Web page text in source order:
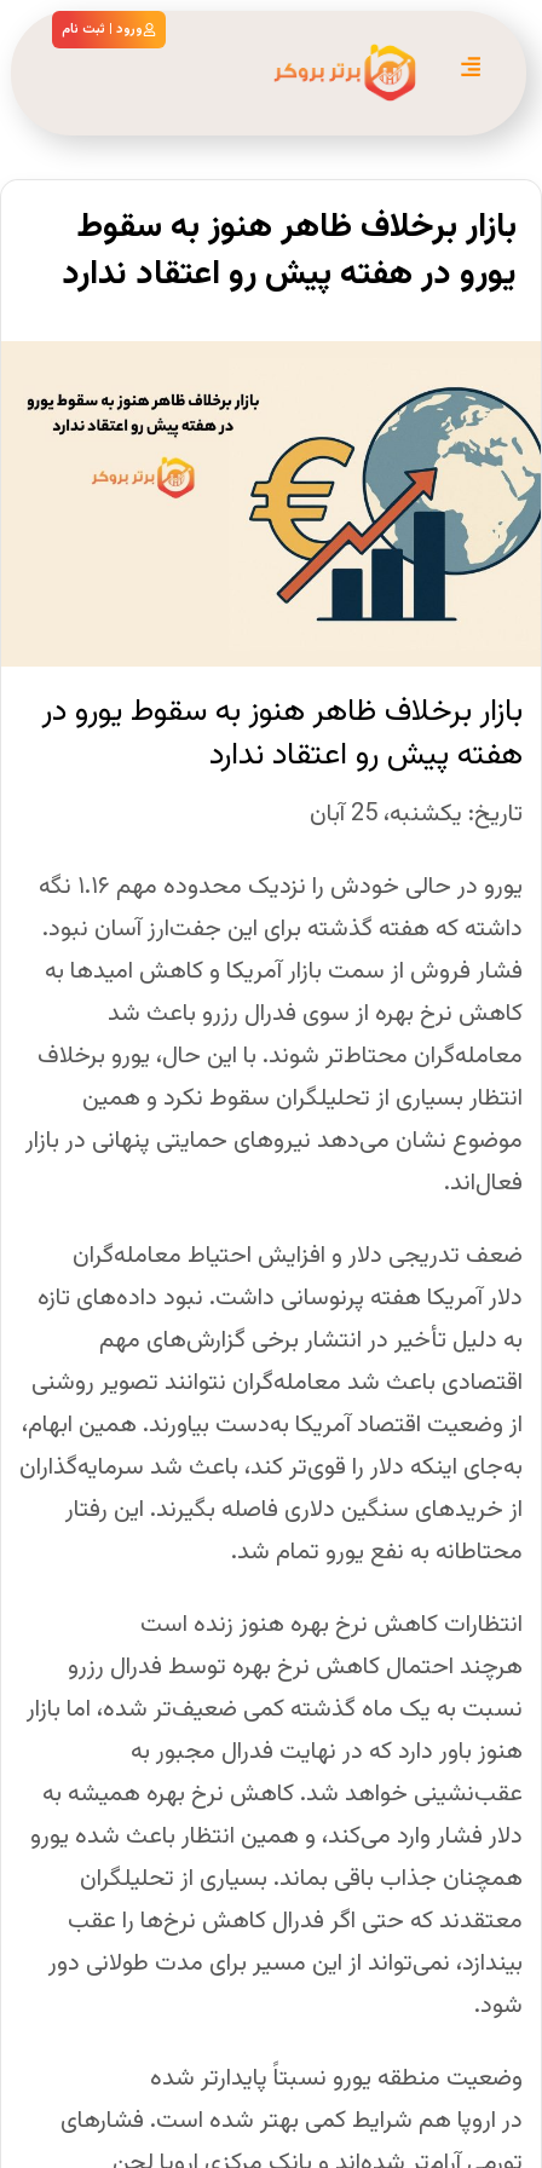
ورود | ثبت نام
بازار برخلاف ظاهر هنوز به سقوط
یورو در هفته پیش رو اعتقاد ندارد
بازار برخلاف ظاهر هنوز به سقوط یورو در
هفته پیش رو اعتقاد ندارد
تاریخ: یکشنبه، 25 آبان
یورو در حالی خودش را نزدیک محدوده مهم ۱.۱۶ نگه
داشته که هفته گذشته برای این جفت‌ارز آسان نبود.
فشار فروش از سمت بازار آمریکا و کاهش امیدها به
کاهش نرخ بهره از سوی فدرال رزرو باعث شد
معامله‌گران محتاط‌تر شوند. با این حال، یورو برخلاف
انتظار بسیاری از تحلیلگران سقوط نکرد و همین
موضوع نشان می‌دهد نیروهای حمایتی پنهانی در بازار
فعال‌اند.
ضعف تدریجی دلار و افزایش احتیاط معامله‌گران
دلار آمریکا هفته پرنوسانی داشت. نبود داده‌های تازه
به دلیل تأخیر در انتشار برخی گزارش‌های مهم
اقتصادی باعث شد معامله‌گران نتوانند تصویر روشنی
از وضعیت اقتصاد آمریکا به‌دست بیاورند. همین ابهام،
به‌جای اینکه دلار را قوی‌تر کند، باعث شد سرمایه‌گذاران
از خریدهای سنگین دلاری فاصله بگیرند. این رفتار
محتاطانه به نفع یورو تمام شد.
انتظارات کاهش نرخ بهره هنوز زنده است
هرچند احتمال کاهش نرخ بهره توسط فدرال رزرو
نسبت به یک ماه گذشته کمی ضعیف‌تر شده، اما بازار
هنوز باور دارد که در نهایت فدرال مجبور به
عقب‌نشینی خواهد شد. کاهش نرخ بهره همیشه به
دلار فشار وارد می‌کند، و همین انتظار باعث شده یورو
همچنان جذاب باقی بماند. بسیاری از تحلیلگران
معتقدند که حتی اگر فدرال کاهش نرخ‌ها را عقب
بیندازد، نمی‌تواند از این مسیر برای مدت طولانی دور
شود.
وضعیت منطقه یورو نسبتاً پایدارتر شده
در اروپا هم شرایط کمی بهتر شده است. فشارهای